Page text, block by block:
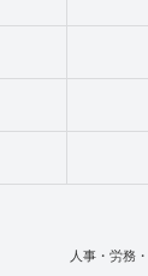
人事・労務